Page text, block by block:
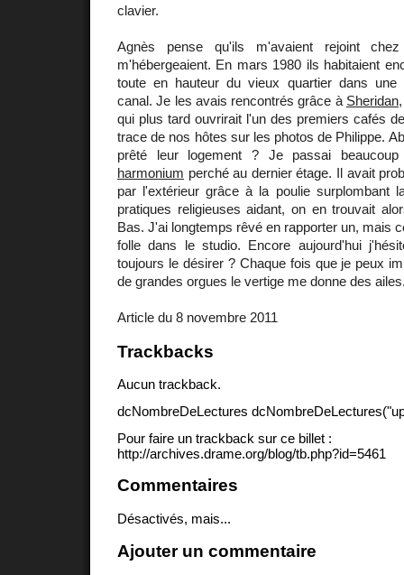
clavier.
Agnès pense qu'ils m'avaient rejoint
m'hébergeaient. En mars 1980 ils habitaient
toute en hauteur du vieux quartier dans une
canal. Je les avais rencontrés grâce à Sheridan
qui plus tard ouvrirait l'un des premiers cafés
trace de nos hôtes sur les photos de Philippe.
prêté leur logement ? Je passai
harmonium perché au dernier étage. Il avait
par l'extérieur grâce à la poulie surplombant
pratiques religieuses aidant, on en trouvait
Bas. J'ai longtemps rêvé en rapporter un, mais
folle dans le studio. Encore aujourd'hui
toujours le désirer ? Chaque fois que je peux
de grandes orgues le vertige me donne des
Article du 8 novembre 2011
Trackbacks
Aucun trackback.
dcNombreDeLectures
Pour faire un trackback sur ce billet :
http://archives.drame.org/blog/tb.php?id=5461
Commentaires
Désactivés, mais...
Ajouter un commentaire